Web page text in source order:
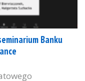
Banku